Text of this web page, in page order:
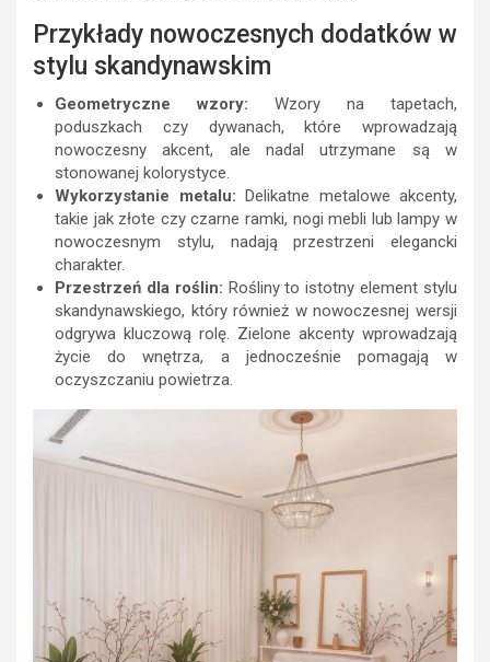
Przykłady nowoczesnych dodatków w
stylu skandynawskim
Geometryczne wzory: Wzory na tapetach,
poduszkach czy dywanach, które wprowadzają
nowoczesny akcent, ale nadal utrzymane są w
stonowanej kolorystyce.
Wykorzystanie metalu: Delikatne metalowe akcenty,
takie jak złote czy czarne ramki, nogi mebli lub lampy w
nowoczesnym stylu, nadają przestrzeni elegancki
charakter.
Przestrzeń dla roślin: Rośliny to istotny element stylu
skandynawskiego, który również w nowoczesnej wersji
odgrywa kluczową rolę. Zielone akcenty wprowadzają
życie do wnętrza, a jednocześnie pomagają w
oczyszczaniu powietrza.